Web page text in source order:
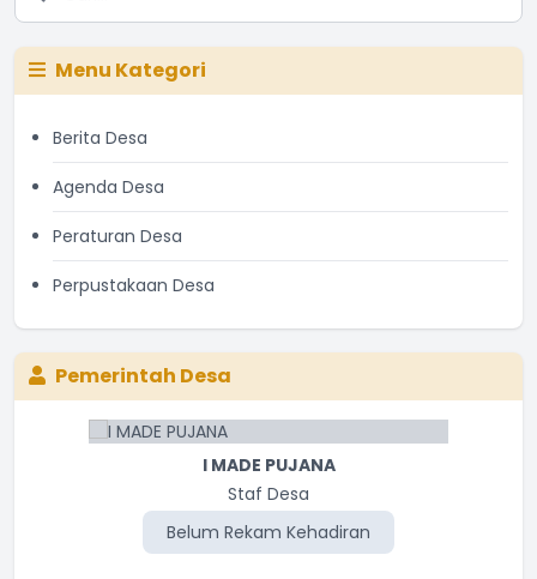
Menu Kategori
Berita Desa
Agenda Desa
Peraturan Desa
Perpustakaan Desa
Pemerintah Desa
I MADE PUJANA
Staf Desa
Belum Rekam Kehadiran